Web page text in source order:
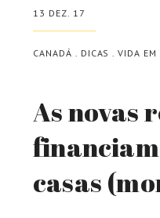
13 DEZ. 17
CANADÁ . DICAS .VIDA EM
As novas
casas